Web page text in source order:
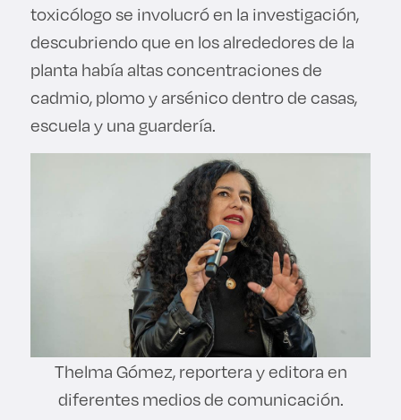
toxicólogo se involucró en la investigación,
descubriendo que en los alrededores de la
planta había altas concentraciones de
cadmio, plomo y arsénico dentro de casas,
escuela y una guardería.
Thelma Gómez, reportera y editora en
diferentes medios de comunicación.